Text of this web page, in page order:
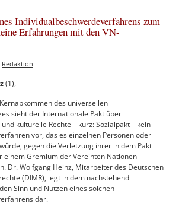
Individualbeschwerdeverfahrens zum
Erfahrungen mit den VN-
Redaktion
(1),
des universellen
sieht der Internationale Pakt über
kulturelle Rechte – kurz: Sozialpakt – kein
vor, das es einzelnen Personen oder
gegen die Verletzung ihrer in dem Pakt
einem Gremium der Vereinten Nationen
Dr. Wolfgang Heinz, Mitarbeiter des Deutschen
(DIMR), legt in dem nachstehend
Sinn und Nutzen eines solchen
dar.